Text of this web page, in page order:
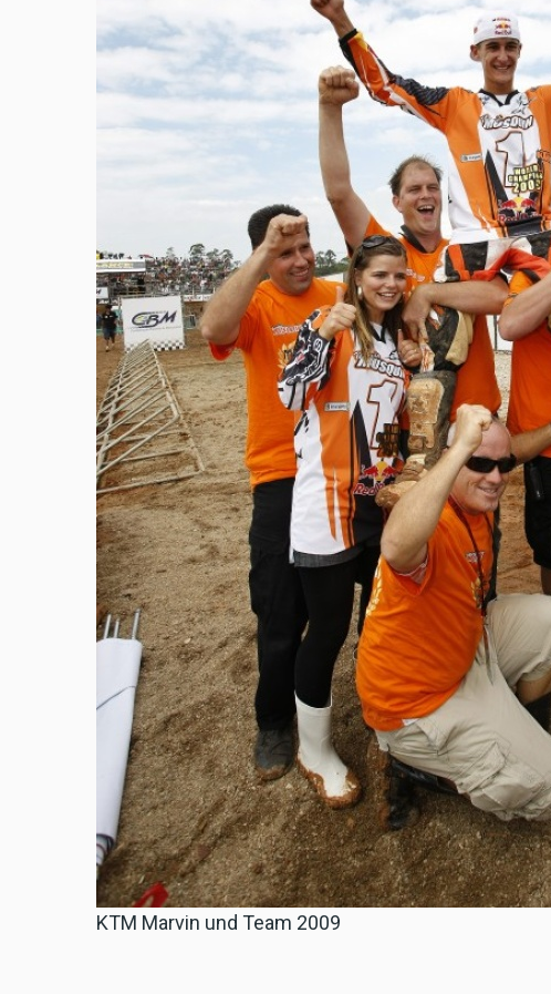
KTM Marvin und Team 2009